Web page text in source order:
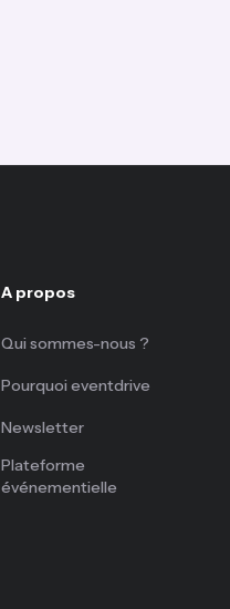
A propos
Qui sommes-nous ?
Pourquoi eventdrive
Newsletter
Plateforme
événementielle